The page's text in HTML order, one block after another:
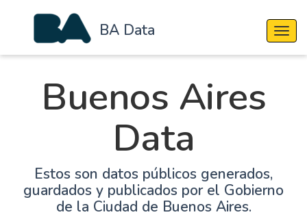
BA Data
Buenos Aires
Data
Estos son datos públicos generados,
guardados y publicados por el Gobierno
de la Ciudad de Buenos Aires.